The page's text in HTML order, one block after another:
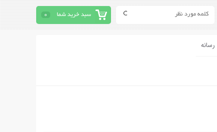
سبد خرید شما 0